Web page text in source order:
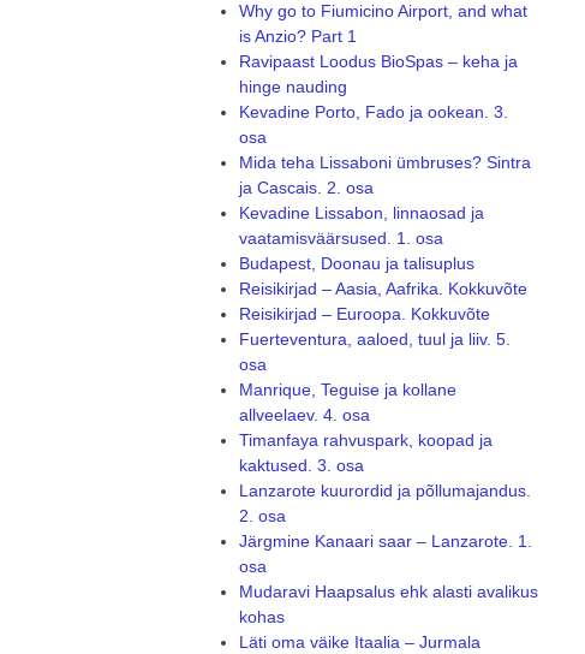
Why go to Fiumicino Airport, and what
is Anzio? Part 1
Ravipaast Loodus BioSpas – keha ja
hinge nauding
Kevadine Porto, Fado ja ookean. 3.
osa
Mida teha Lissaboni ümbruses? Sintra
ja Cascais. 2. osa
Kevadine Lissabon, linnaosad ja
vaatamisväärsused. 1. osa
Budapest, Doonau ja talisuplus
Reisikirjad – Aasia, Aafrika. Kokkuvõte
Reisikirjad – Euroopa. Kokkuvõte
Fuerteventura, aaloed, tuul ja liiv. 5.
osa
Manrique, Teguise ja kollane
allveelaev. 4. osa
Timanfaya rahvuspark, koopad ja
kaktused. 3. osa
Lanzarote kuurordid ja põllumajandus.
2. osa
Järgmine Kanaari saar – Lanzarote. 1.
osa
Mudaravi Haapsalus ehk alasti avalikus
kohas
Läti oma väike Itaalia – Jurmala